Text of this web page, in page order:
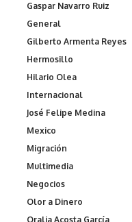
Gaspar Navarro Ruiz
General
Gilberto Armenta Reyes
Hermosillo
Hilario Olea
Internacional
José Felipe Medina
Mexico
Migración
Multimedia
Negocios
Olor a Dinero
Oralia Acosta García